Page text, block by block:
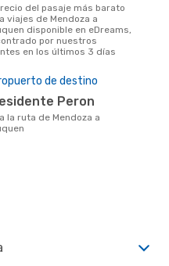
viajes de Mendoza a
disponible en eDreams,
por nuestros
en los últimos 3 días
de destino
Peron